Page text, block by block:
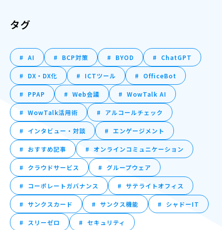
タグ
AI BCP対策 BYOD ChatGPT
DX・DX化 ICTツール OfficeBot
PPAP Web会議 WowTalk AI
WowTalk活用術 アルコールチェック
インタビュー・対談 エンゲージメント
おすすめ記事 オンラインコミュニケーション
クラウドサービス グループウェア
コーポレートガバナンス サテライトオフィス
サンクスカード サンクス機能 シャドーIT
スリーゼロ セキュリティ